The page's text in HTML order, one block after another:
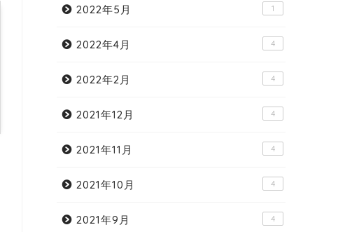
2022年5月 1
2022年4月 4
2022年2月 4
2021年12月 4
2021年11月 4
2021年10月 4
2021年9月 4